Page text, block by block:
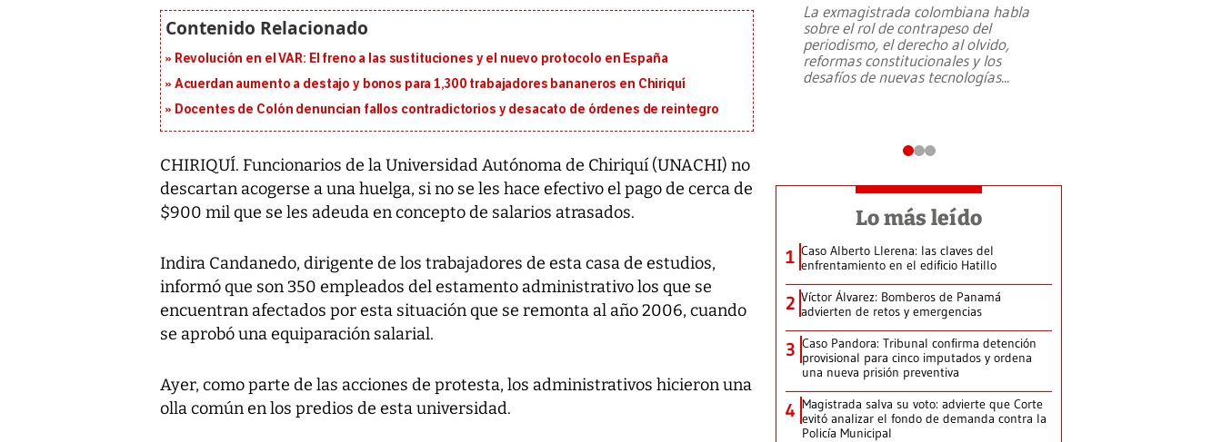
Revolución en el VAR: El freno a las sustituciones y el nuevo protocolo en España
Acuerdan aumento a destajo y bonos para 1,300 trabajadores bananeros en Chiriquí
Docentes de Colón denuncian fallos contradictorios y desacato de órdenes de reintegro
CHIRIQUÍ. Funcionarios de la Universidad Autónoma de Chiriquí (UNACHI) no
descartan acogerse a una huelga, si no se les hace efectivo el pago de cerca de
$900 mil que se les adeuda en concepto de salarios atrasados.
Indira Candanedo, dirigente de los trabajadores de esta casa de estudios,
informó que son 350 empleados del estamento administrativo los que se
encuentran afectados por esta situación que se remonta al año 2006, cuando
se aprobó una equiparación salarial.
Ayer, como parte de las acciones de protesta, los administrativos hicieron una
olla común en los predios de esta universidad.
al sur de Japón, provocando una
La exmagistrada colombiana habla
sobre el rol de contrapeso del
periodismo, el derecho al olvido,
reformas constitucionales y los
desafíos de nuevas tecnologías...
Lo más leído
1 Caso Alberto Llerena: las claves del
enfrentamiento en el edificio Hatillo
2 Víctor Álvarez: Bomberos de Panamá
advierten de retos y emergencias
3 Caso Pandora: Tribunal confirma detención
provisional para cinco imputados y ordena
una nueva prisión preventiva
4 Magistrada salva su voto: advierte que Corte
evitó analizar el fondo de demanda contra la
Policía Municipal